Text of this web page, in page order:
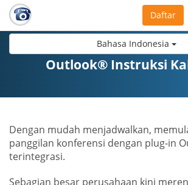
Bahasa Indonesia
Daftar
Outlook® Instruksi
Dengan mudah menjadwalkan,
panggilan konferensi dengan plug-in
terintegrasi.
Sebagian besar perusahaan kini